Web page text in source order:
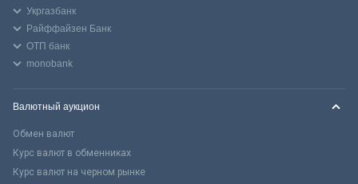
Укргазбанк
Райффайзен Банк
ОТП банк
monobank
Валютный аукцион
Обмен валют
Курс валют в обменниках
Курс валют на черном рынке